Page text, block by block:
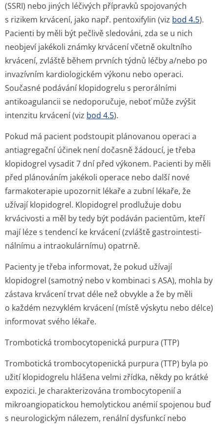
(SSRI) nebo jiných léčivých přípravků spojovaných
s rizikem krvácení, jako např. pentoxifylin (viz bod 4.5).
Pacienti by měli být pečlivě sledováni, zda se u nich
neobjeví jakékoli známky krvácení včetně okultního
krvácení, zvláště během prvních týdnů léčby a/nebo po
invazívním kardiologickém výkonu nebo operaci.
Současné podávání klopidogrelu s perorálními
antikoagulancii se nedoporučuje, neboť může zvýšit
intenzitu krvácení (viz bod 4.5).
Pokud má pacient podstoupit plánovanou operaci a
antiagregační účinek není dočasně žádoucí, je třeba
klopidogrel vysadit 7 dní před výkonem. Pacienti by měli
před plánováním jakékoli operace nebo další nové
farmakoterapie upozornit lékaře a zubní lékaře, že
užívají klopidogrel. Klopidogrel prodlužuje dobu
krvácivosti a měl by tedy být podáván pacientům, kteří
mají léze s tendencí ke krvácení (zvláště gastrointesti­
nálnímu a intraokulárnímu) opatrně.
Pacienty je třeba informovat, že pokud užívají
klopidogrel (samotný nebo v kombinaci s ASA), mohla by
zástava krvácení trvat déle než obvykle a že by měli
o každém nezvyklém krvácení (místě výskytu nebo délce)
informovat svého lékaře.
Trombotická trombocytopenická purpura (TTP)
Trombotická trombocytopenická purpura (TTP) byla po
užití klopidogrelu hlášena velmi zřídka, někdy po krátké
expozici. Je charakterizována trombocytopenií a
mikroangiopatickou hemolytickou anémií spojenou buď
s neurologickým nálezem, renální dysfunkcí nebo